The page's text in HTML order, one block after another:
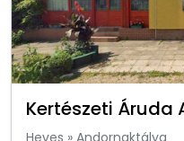
Kertészeti Áruda
Heves » Andornaktálya